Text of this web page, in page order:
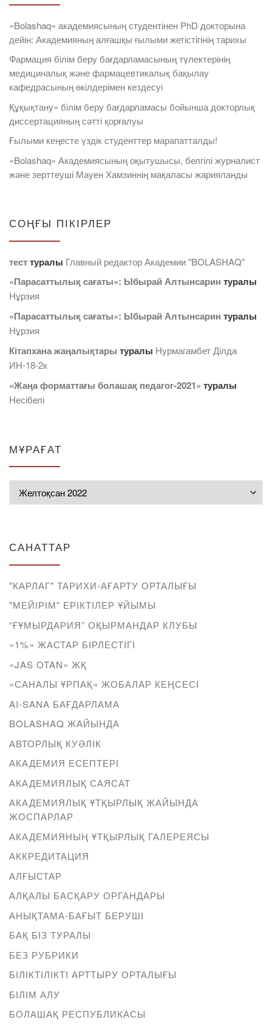
«Bolashaq» академиясының студентінен PhD докторына
дейін: Академияның алғашқы ғылыми жетістігінің тарихы
Фармация білім беру бағдарламасының түлектерінің
медициналық және фармацевтикалық бақылау
кафедрасының өкілдерімен кездесуі
Құқықтану» білім беру бағдарламасы бойынша докторлық
диссертацияның сәтті қорғалуы
Ғылыми кеңесте үздік студенттер марапатталды!
«Bolashaq» Академиясының оқытушысы, белгілі журналист
және зерттеуші Мауен Хамзиннің мақаласы жарияланды
СОҢҒЫ ПІКІРЛЕР
тесттуралы Главный редактор Академии "BOLASHAQ"
«Парасаттылық сағаты»: Ыбырай Алтынсарин туралы
Нұрзия
«Парасаттылық сағаты»: Ыбырай Алтынсарин туралы
Нұрзия
Кітапхана жаңалықтары туралы Нурмагамбет Дiлда
ИН-18-2к
«Жаңа форматтағы болашақ педагог-2021» туралы
Несібелі
МҰРАҒАТ
САНАТТАР
"КАРЛАГ" ТАРИХИ-АҒАРТУ ОРТАЛЫҒЫ
"МЕЙІРІМ" ЕРІКТІЛЕР ҰЙЫМЫ
“ҒҰМЫРДАРИЯ” ОҚЫРМАНДАР КЛУБЫ
«1%» ЖАСТАР БІРЛЕСТІГІ
«JAS OTAN» ЖҚ
«САНАЛЫ ҰРПАҚ» ЖОБАЛАР КЕҢСЕСІ
AI-SANA БАҒДАРЛАМА
BOLASHAQ ЖАЙЫНДА
АВТОРЛЫҚ КУӘЛІК
АКАДЕМИЯ ЕСЕПТЕРІ
АКАДЕМИЯЛЫҚ САЯСАТ
АКАДЕМИЯЛЫҚ ҰТҚЫРЛЫҚ ЖАЙЫНДА
ЖОСПАРЛАР
АКАДЕМИЯНЫҢ ҰТҚЫРЛЫҚ ГАЛЕРЕЯСЫ
АККРЕДИТАЦИЯ
АЛҒЫСТАР
АЛҚАЛЫ БАСҚАРУ ОРГАНДАРЫ
АНЫҚТАМА-БАҒЫТ БЕРУШІ
БАҚ БІЗ ТУРАЛЫ
БЕЗ РУБРИКИ
БІЛІКТІЛІКТІ АРТТЫРУ ОРТАЛЫҒЫ
БІЛІМ АЛУ
БОЛАШАҚ РЕСПУБЛИКАСЫ